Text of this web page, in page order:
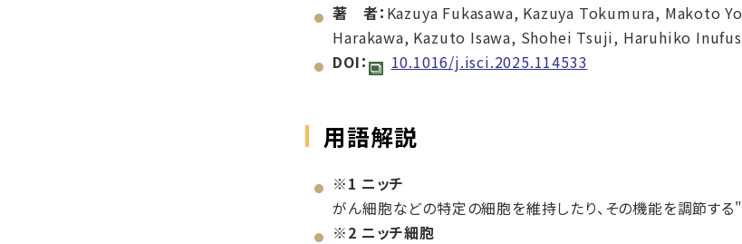
著 者： Kazuya Fukasawa, Kazuya Tokumura, Makoto
Harakawa, Kazuto Isawa, Shohei Tsuji, Haruhiko
DOI：
10.1016/j.isci.2025.114533
用語解説
※1 ニッチ
がん細胞などの特定の細胞を維持したり、その機能を調節す
※2 ニッチ細胞